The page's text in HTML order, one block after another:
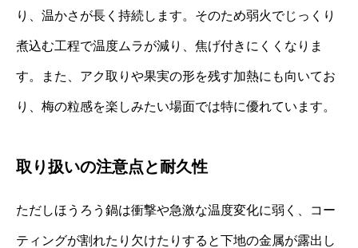
り、温かさが長く持続します。そのため弱火でじっくり
煮込む工程で温度ムラが減り、焦げ付きにくくなりま
す。また、アク取りや果実の形を残す加熱にも向いてお
り、梅の粒感を楽しみたい場面では特に優れています。
取り扱いの注意点と耐久性
ただしほうろう鍋は衝撃や急激な温度変化に弱く、コー
ティングが割れたり欠けたりすると下地の金属が露出し